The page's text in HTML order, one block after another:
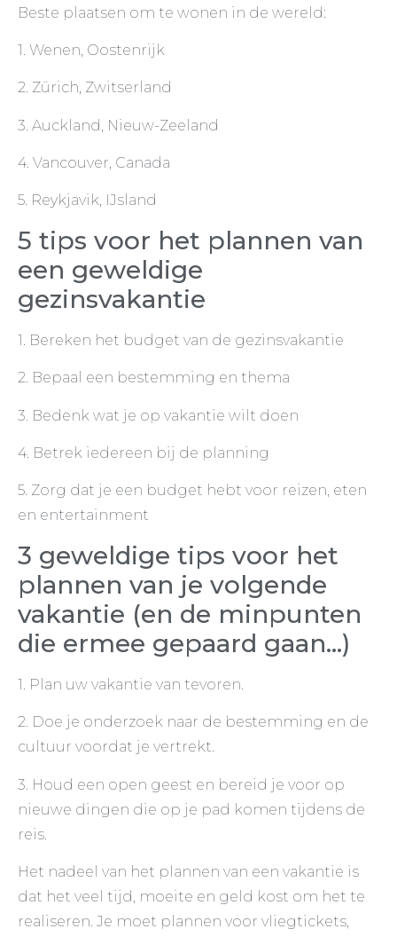
Beste plaatsen om te wonen in de wereld:
1. Wenen, Oostenrijk
2. Zürich, Zwitserland
3. Auckland, Nieuw-Zeeland
4. Vancouver, Canada
5. Reykjavik, IJsland
5 tips voor het plannen van
een geweldige
gezinsvakantie
1. Bereken het budget van de gezinsvakantie
2. Bepaal een bestemming en thema
3. Bedenk wat je op vakantie wilt doen
4. Betrek iedereen bij de planning
5. Zorg dat je een budget hebt voor reizen, eten
en entertainment
3 geweldige tips voor het
plannen van je volgende
vakantie (en de minpunten
die ermee gepaard gaan…)
1. Plan uw vakantie van tevoren.
2. Doe je onderzoek naar de bestemming en de
cultuur voordat je vertrekt.
3. Houd een open geest en bereid je voor op
nieuwe dingen die op je pad komen tijdens de
reis.
Het nadeel van het plannen van een vakantie is
dat het veel tijd, moeite en geld kost om het te
realiseren. Je moet plannen voor vliegtickets,